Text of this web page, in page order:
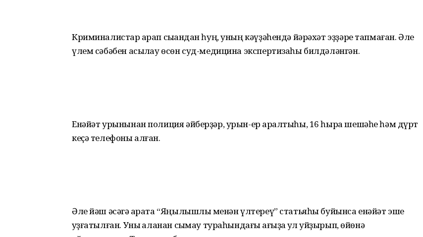
Криминалистар ҡарап сыҡҡандан һуң, уның кәүҙәһендә йәрәхәт эҙҙәре тапмаған. Әле
үлем сәбәбен асыҡлау өсөн суд-медицина экспертизаһы билдәләнгән.
Енәйәт урынынан полиция әйберҙәр, урын-ер ҡаралтыһы, 16 һыра шешәһе һәм дүрт
кеҫә телефоны алған.
Әле йәш әсәгә ҡарата “Яңылышлыҡ менән үлтереү” статьяһы буйынса енәйәт эше
ҡуҙғатылған. Уны ҡаланан сыҡмау тураһындағы ҡағыҙҡа ҡул ҡуйҙырып, өйөнә